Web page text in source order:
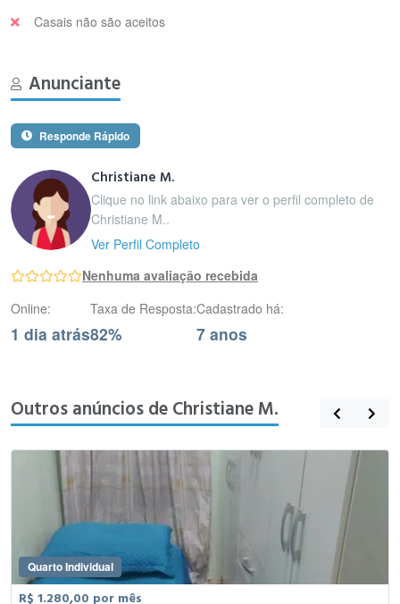
Casais não são aceitos
Anunciante
Responde Rápido
Christiane M.
Clique no link abaixo para ver o perfil completo de
Christiane M..
Ver Perfil Completo
Nenhuma avaliação recebida
Online:
1 dia atrás
Taxa de Resposta:
82%
Cadastrado há:
7 anos
Outros anúncios de Christiane M.
Quarto Individual
R$ 1.280,00 por mês